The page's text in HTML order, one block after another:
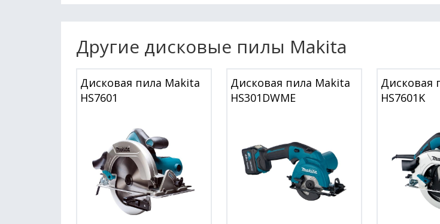
Другие дисковые пилы Makita
Дисковая пила Makita
HS7601
Дисковая пила Makita
HS301DWME
Дисковая
HS7601K